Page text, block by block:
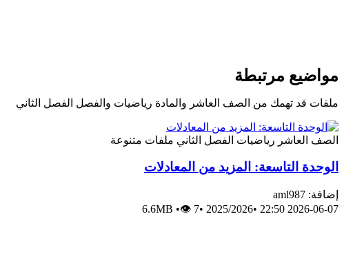
مواضيع مرتبطة
ملفات قد تهمك من الصف العاشر والمادة رياضيات والفصل الفصل الثاني
الصف العاشر رياضيات الفصل الثاني ملفات متنوعة
الوحدة التاسعة: المزيد من المعادلات
إضافة: aml987
2026-06-07 22:50
•
2025/2026
•
6.6MB •👁 7